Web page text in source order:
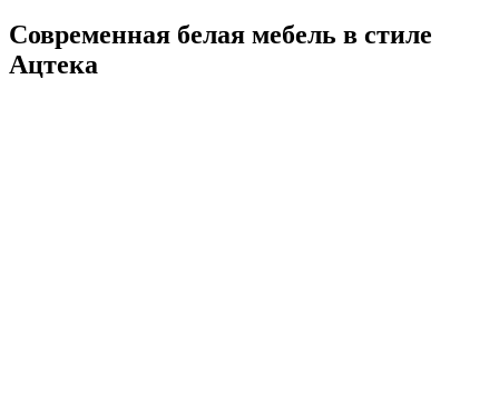
Современная белая мебель в стиле
Ацтека